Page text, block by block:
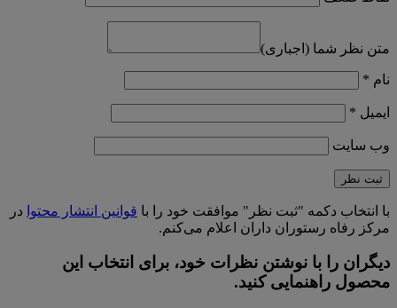
متن نظر شما (اجباری)
نام *
ایمیل *
وب‌ سایت
با انتخاب دکمه "ثبت نظر" موافقت خود را با قوانین انتشار محتوا در
مرکز رفاه رستوران داران اعلام می‌کنم.
دیگران را با نوشتن نظرات خود، برای انتخاب این
محصول راهنمایی کنید.